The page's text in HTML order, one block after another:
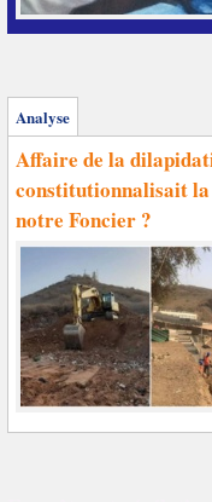
Analyse
Affaire de la
constitutionnalisait
notre Foncier ?